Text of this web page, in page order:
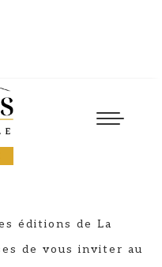
éditions de La
de vous inviter au